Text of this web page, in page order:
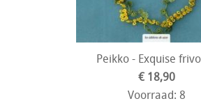
Peikko - Exquise
€ 18,90
Voorraad: 8